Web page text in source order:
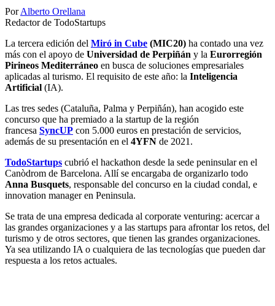
PorAlberto Orellana
Redactor de TodoStartups
La tercera edición del Miró in Cube (MIC20) ha contado una vez
más con el apoyo de Universidad de Perpiñán y la Eurorregión
Pirineos Mediterráneo en busca de soluciones empresariales
aplicadas al turismo. El requisito de este año: la Inteligencia
Artificial (IA).
Las tres sedes (Cataluña, Palma y Perpiñán), han acogido este
concurso que ha premiado a la startup de la región
francesa SyncUP con 5.000 euros en prestación de servicios,
además de su presentación en el 4YFN de 2021.
TodoStartups cubrió el hackathon desde la sede peninsular en el
Canòdrom de Barcelona. Allí se encargaba de organizarlo todo
Anna Busquets, responsable del concurso en la ciudad condal, e
innovation manager en Peninsula.
Se trata de una empresa dedicada al corporate venturing: acercar a
las grandes organizaciones y a las startups para afrontar los retos, del
turismo y de otros sectores, que tienen las grandes organizaciones.
Ya sea utilizando IA o cualquiera de las tecnologías que pueden dar
respuesta a los retos actuales.